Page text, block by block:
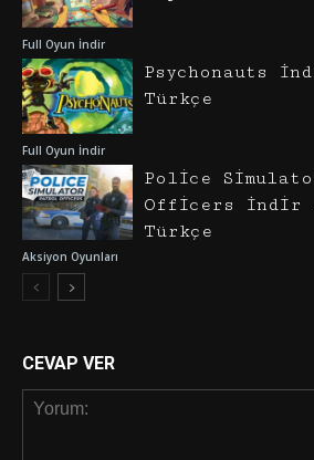
Full Oyun İndir
Full Oyun İndir
Psychonauts
Türkçe
Aksiyon Oyunları
Police
Officers İndir
Türkçe
CEVAP VER